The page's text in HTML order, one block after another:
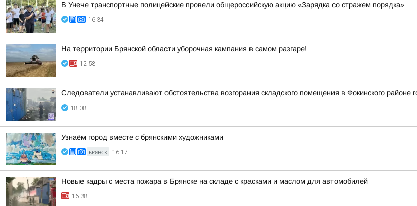
В Унече транспортные полицейские провели общероссийскую акцию «Зарядка со стражем порядка»
16:34
На территории Брянской области уборочная кампания в самом разгаре!
12:58
Следователи устанавливают обстоятельства возгорания складского помещения в Фокинского районе
18:08
Узнаём город вместе с брянскими художниками
БРЯНСК 16:17
Новые кадры с места пожара в Брянске на складе с красками и маслом для автомобилей
16:38